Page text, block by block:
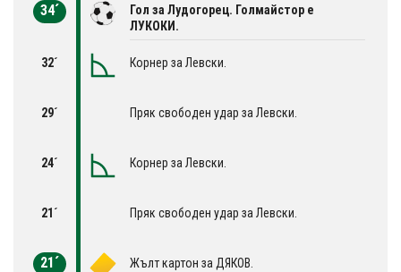
34´
Гол за Лудогорец. Голмайстор е
ЛУКОКИ.
32´ Корнер за Левски.
29´ Пряк свободен удар за Левски.
24´ Корнер за Левски.
21´ Пряк свободен удар за Левски.
21´ Жълт картон за ДЯКОВ.